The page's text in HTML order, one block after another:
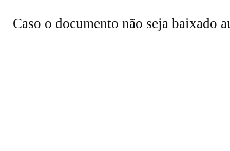
Caso o documento não seja baixado